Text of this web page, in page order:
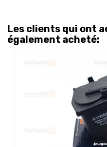
Les clients qui ont
également acheté: